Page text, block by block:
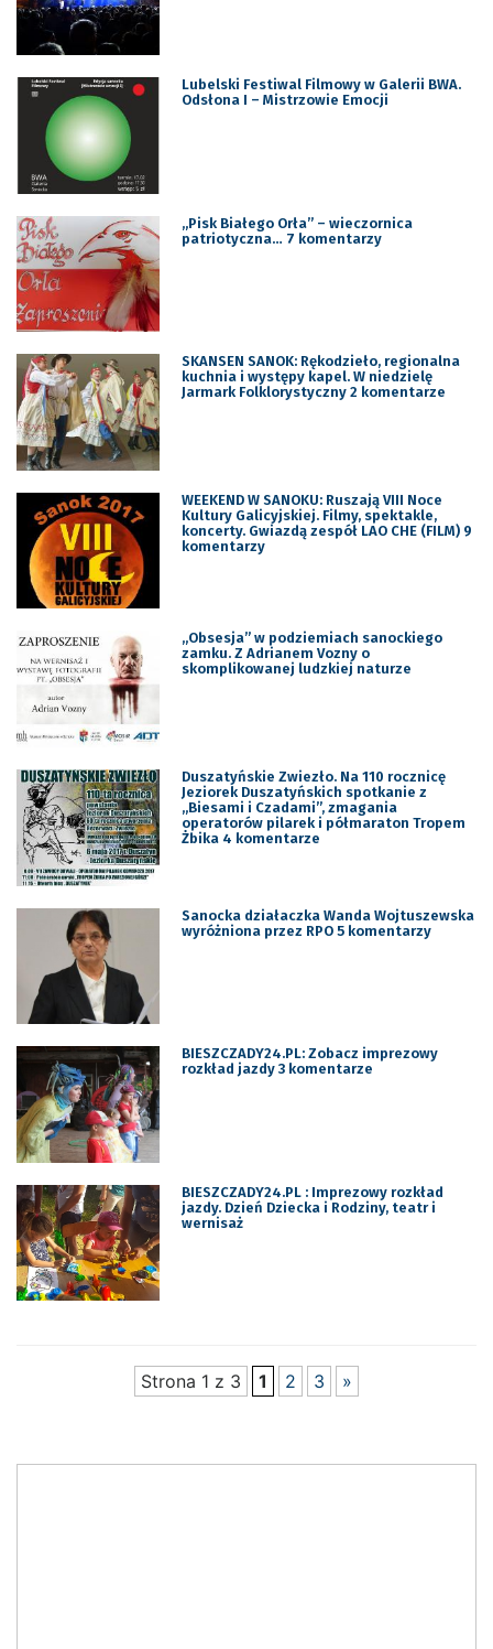
Lubelski Festiwal Filmowy w Galerii BWA.
Odsłona I – Mistrzowie Emocji
„Pisk Białego Orła” – wieczornica
patriotyczna… 7 komentarzy
SKANSEN SANOK: Rękodzieło, regionalna
kuchnia i występy kapel. W niedzielę
Jarmark Folklorystyczny 2 komentarze
WEEKEND W SANOKU: Ruszają VIII Noce
Kultury Galicyjskiej. Filmy, spektakle,
koncerty. Gwiazdą zespół LAO CHE (FILM) 9
komentarzy
„Obsesja” w podziemiach sanockiego
zamku. Z Adrianem Vozny o
skomplikowanej ludzkiej naturze
Duszatyńskie Zwiezło. Na 110 rocznicę
Jeziorek Duszatyńskich spotkanie z
„Biesami i Czadami”, zmagania
operatorów pilarek i półmaraton Tropem
Żbika 4 komentarze
Sanocka działaczka Wanda Wojtuszewska
wyróżniona przez RPO 5 komentarzy
BIESZCZADY24.PL: Zobacz imprezowy
rozkład jazdy 3 komentarze
BIESZCZADY24.PL : Imprezowy rozkład
jazdy. Dzień Dziecka i Rodziny, teatr i
wernisaż
Strona 1 z 3 1 2 3 »